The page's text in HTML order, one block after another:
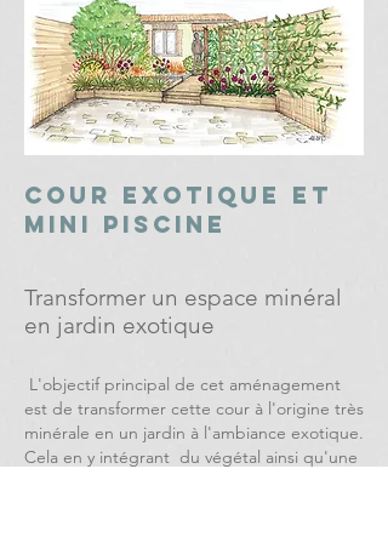
cour exotique et
mini piscine
Transformer un espace minéral
en jardin exotique
L'objectif principal de cet aménagement
est de transformer cette cour à l'origine très
minérale en un jardin à l'ambiance exotique.
Cela en y intégrant du végétal ainsi qu'une